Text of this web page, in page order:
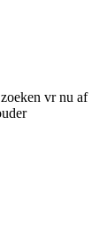
vr nu af